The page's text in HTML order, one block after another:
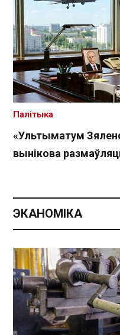
«Ультыматум
вынікова
Палітыка
ЭКАНОМІКА